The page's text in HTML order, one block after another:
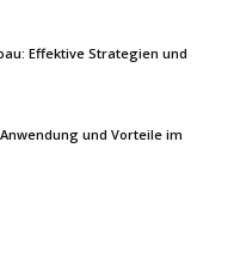
Effektive Strategien und
und Vorteile im